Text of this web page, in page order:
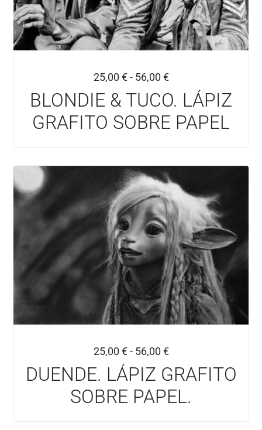
25,00 € - 56,00 €
BLONDIE & TUCO. LÁPIZ
GRAFITO SOBRE PAPEL
25,00 € - 56,00 €
DUENDE. LÁPIZ GRAFITO
SOBRE PAPEL.